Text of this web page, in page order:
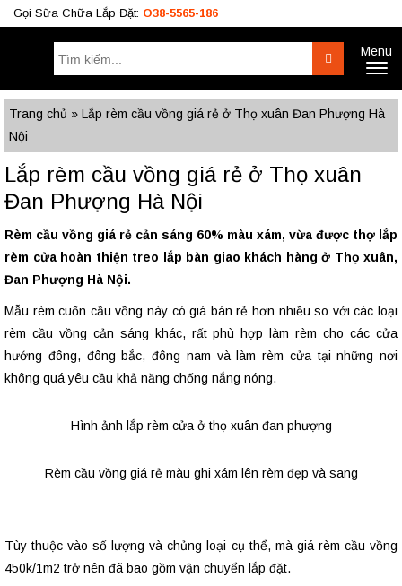
Gọi Sữa Chữa Lắp Đặt: O38-5565-186
Tìm
kiếm:
SearchMenu
Công Trình BÁO GIÁ RÈM Tư Vấn
O933.OO6.OO9
Trang chủ » Lắp rèm cầu vồng giá rẻ ở Thọ xuân Đan Phượng Hà
Nội
Lắp rèm cầu vồng giá rẻ ở Thọ xuân
Đan Phượng Hà Nội
Rèm cầu vồng giá rẻ cản sáng 60% màu xám, vừa được thợ lắp
rèm cửa hoàn thiện treo lắp bàn giao khách hàng ở Thọ xuân,
Đan Phượng Hà Nội.
Mẫu rèm cuốn cầu vồng này có giá bán rẻ hơn nhiều so với các loại
rèm cầu vồng cản sáng khác, rất phù hợp làm rèm cho các cửa
hướng đông, đông bắc, đông nam và làm rèm cửa tại những nơi
không quá yêu cầu khả năng chống nắng nóng.
Hình ảnh lắp rèm cửa ở thọ xuân đan phượng
Rèm cầu vồng giá rẻ màu ghi xám lên rèm đẹp và sang
Tùy thuộc vào số lượng và chủng loại cụ thể, mà giá rèm cầu vồng
450k/1m2 trở nên đã bao gồm vận chuyển lắp đặt.